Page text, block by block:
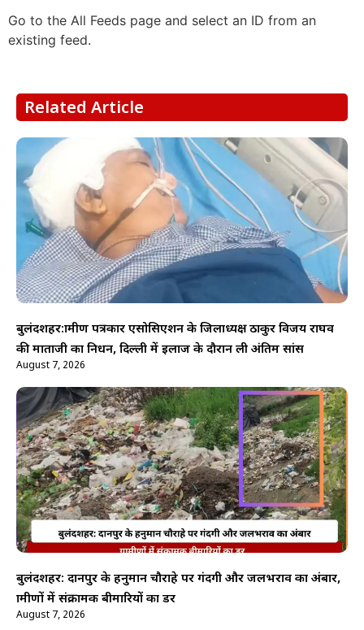
Go to the All Feeds page and select an ID from an
existing feed.
Related Article
बुलंदशहर:ग्रामीण पत्रकार एसोसिएशन के जिलाध्यक्ष ठाकुर विजय राघव
की माताजी का निधन, दिल्ली में इलाज के दौरान ली अंतिम सांस
August 7, 2026
बुलंदशहर: दानपुर के हनुमान चौराहे पर गंदगी और जलभराव का अंबार,
ग्रामीणों में संक्रामक बीमारियों का डर
August 7, 2026